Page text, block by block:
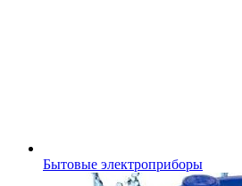
Бытовые электроприборы